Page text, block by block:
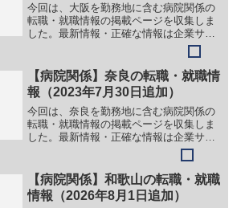
今回は、大阪を勤務地に含む病院関係の
転職・就職情報の掲載ページを収集しま
した。最新情報・正確な情報は企業サイ
トでご確認ください。①【会社名】野田
阪神駅前いまい皮フ科小児皮フ科アレル
ギー科【職務】［キャリア・中途］＞＞
（１）医療事務【ガイド】...
【病院関係】奈良の転職・就職情
報（2023年7月30日追加）
今回は、奈良を勤務地に含む病院関係の
転職・就職情報の掲載ページを収集しま
した。最新情報・正確な情報は企業サイ
トでご確認ください。①【会社名】近畿
大学奈良病院【職務】［契約職員］＞＞
（１）事務職員［パート］＞＞（１）看
護助手（看護補助員）＞＞...
【病院関係】和歌山の転職・就職
情報（2026年8月1日追加）